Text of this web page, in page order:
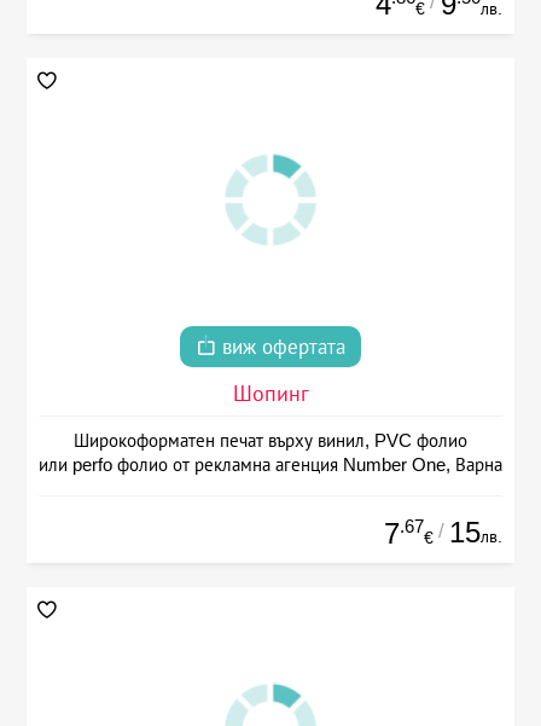
€ лв.
виж офертата
Шопинг
Широкоформатен печат върху винил, PVC фолио
или perfo фолио от рекламна агенция Number One, Варна
7.67
€ / 15лв.